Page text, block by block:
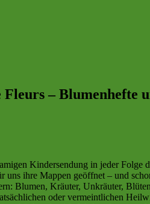
Fleurs – Blumenhefte
Kindersendung in jeder
ihre Mappen geöffnet – und
Blumen, Kräuter, Unkräuter,
oder vermeintlichen